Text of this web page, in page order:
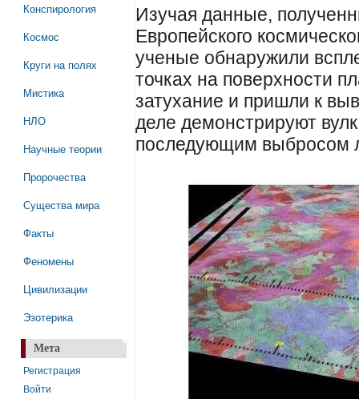
Конспирология
Космос
Круги на полях
Мистика
НЛО
Научные теории
Пророчества
Существа мира
Факты
Феномены
Цивилизации
Эзотерика
Мета
Регистрация
Войти
Изучая данные,
Европейского
ученые обнаружили
точках на поверхности
затухание и пришли к
деле демонстрируют
последующим выбросом